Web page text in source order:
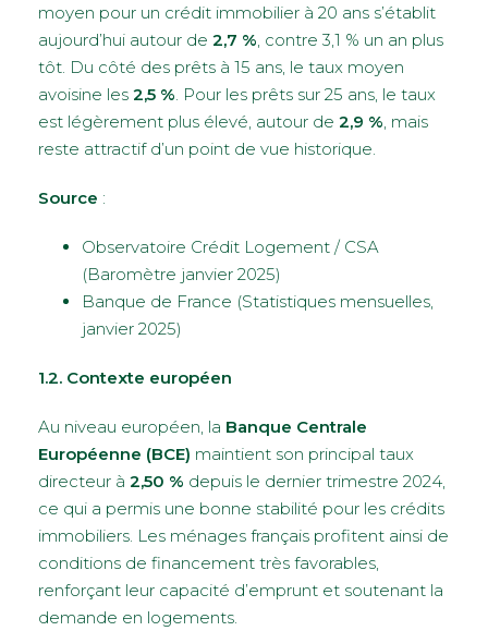
moyen pour un crédit immobilier à 20 ans s’établit
aujourd’hui autour de 2,7 % , contre 3,1 % un an plus
tôt. Du côté des prêts à 15 ans, le taux moyen
avoisine les 2,5 % . Pour les prêts sur 25 ans, le taux
est légèrement plus élevé, autour de 2,9 % , mais
reste attractif d’un point de vue historique.
Source :
Observatoire Crédit Logement / CSA
(Baromètre janvier 2025)
Banque de France (Statistiques mensuelles,
janvier 2025)
1.2. Contexte européen
Au niveau européen, la Banque Centrale
Européenne (BCE) maintient son principal taux
directeur à 2,50 % depuis le dernier trimestre 2024,
ce qui a permis une bonne stabilité pour les crédits
immobiliers. Les ménages français profitent ainsi de
conditions de financement très favorables,
renforçant leur capacité d’emprunt et soutenant la
demande en logements.